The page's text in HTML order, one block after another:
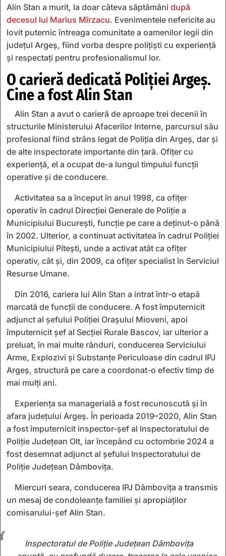
Alin Stan a murit, la doar câteva săptămâni după
decesul lui Marius Mîrzacu. Evenimentele nefericite au
lovit puternic întreaga comunitate a oamenilor legii din
județul Argeș, fiind vorba despre polițiști cu experiență
și respectați pentru profesionalismul lor.
O carieră dedicată Poliției Argeș.
Cine a fost Alin Stan
Alin Stan a avut o carieră de aproape trei decenii în
structurile Ministerului Afacerilor Interne, parcursul său
profesional fiind strâns legat de Poliția din Argeș, dar și
de alte inspectorate importante din țară. Ofițer cu
experiență, el a ocupat de-a lungul timpului funcții
operative și de conducere.
Activitatea sa a început în anul 1998, ca ofițer
operativ în cadrul Direcției Generale de Poliție a
Municipiului București, funcție pe care a deținut-o până
în 2002. Ulterior, a continuat activitatea în cadrul Poliției
Municipiului Pitești, unde a activat atât ca ofițer
operativ, cât și, din 2009, ca ofițer specialist în Serviciul
Resurse Umane.
Din 2016, cariera lui Alin Stan a intrat într-o etapă
marcată de funcții de conducere. A fost împuternicit
adjunct al șefului Poliției Orașului Mioveni, apoi
împuternicit șef al Secției Rurale Bascov, iar ulterior a
preluat, în mai multe rânduri, conducerea Serviciului
Arme, Explozivi și Substanțe Periculoase din cadrul IPJ
Argeș, structură pe care a coordonat-o efectiv timp de
mai mulți ani.
Experiența sa managerială a fost recunoscută și în
afara județului Argeș. În perioada 2019–2020, Alin Stan
a fost împuternicit inspector-șef al Inspectoratului de
Poliție Județean Olt, iar începând cu octombrie 2024 a
fost desemnat adjunct al șefului Inspectoratului de
Poliție Județean Dâmbovița.
Miercuri seara, conducerea IPJ Dâmbovița a transmis
un mesaj de condoleanțe familiei și apropiaților
comisarului-șef Alin Stan.
Inspectoratul de Poliție Județean Dâmbovița